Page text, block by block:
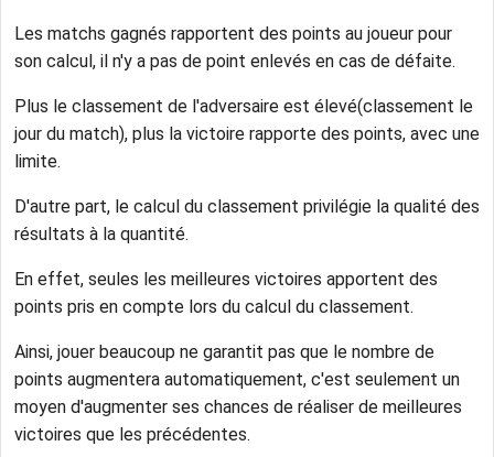
Les matchs gagnés rapportent des points au joueur pour
son calcul, il n'y a pas de point enlevés en cas de défaite.
Plus le classement de l'adversaire est élevé(classement le
jour du match), plus la victoire rapporte des points, avec une
limite.
D'autre part, le calcul du classement privilégie la qualité des
résultats à la quantité.
En effet, seules les meilleures victoires apportent des
points pris en compte lors du calcul du classement.
Ainsi, jouer beaucoup ne garantit pas que le nombre de
points augmentera automatiquement, c'est seulement un
moyen d'augmenter ses chances de réaliser de meilleures
victoires que les précédentes.